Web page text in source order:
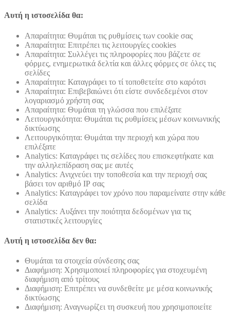
Αυτή η ιστοσελίδα θα:
Απαραίτητα: Θυμάται τις ρυθμίσεις των cookie σας
Απαραίτητα: Επιτρέπει τις λειτουργίες cookies
Απαραίτητα: Συλλέγει τις πληροφορίες που βάζετε σε
φόρμες, ενημερωτικά δελτία και άλλες φόρμες σε όλες τις
σελίδες
Απαραίτητα: Καταγράφει το τί τοποθετείτε στο καρότσι
Απαραίτητα: Επιβεβαιώνει ότι είστε συνδεδεμένοι στον
λογαριασμό χρήστη σας
Απαραίτητα: Θυμάται τη γλώσσα που επιλέξατε
Λειτουργικότητα: Θυμάται τις ρυθμίσεις μέσων κοινωνικής
δικτύωσης
Λειτουργικότητα: Θυμάται την περιοχή και χώρα που
επιλέξατε
Analytics: Καταγράφει τις σελίδες που επισκεφτήκατε και
την αλληλεπίδραση σας με αυτές
Analytics: Ανιχνεύει την τοποθεσία και την περιοχή σας
βάσει τον αριθμό ΙΡ σας
Analytics: Καταγράφει τον χρόνο που παραμείνατε στην κάθε
σελίδα
Analytics: Αυξάνει την ποιότητα δεδομένων για τις
στατιστικές λειτουργίες
Αυτή η ιστοσελίδα δεν θα:
Θυμάται τα στοιχεία σύνδεσης σας
Διαφήμιση: Χρησιμοποιεί πληροφορίες για στοχευμένη
διαφήμιση από τρίτους
Διαφήμιση: Επιτρέπει να συνδεθείτε με μέσα κοινωνικής
δικτύωσης
Διαφήμιση: Αναγνωρίζει τη συσκευή που χρησιμοποιείτε